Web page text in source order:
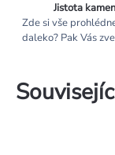
Jistota
Zde si vše
daleko? Pak Vás